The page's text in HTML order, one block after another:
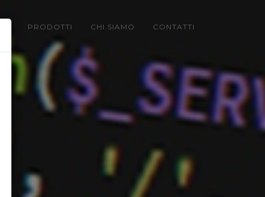
PRODOTTI CHI SIAMO CONTATTI